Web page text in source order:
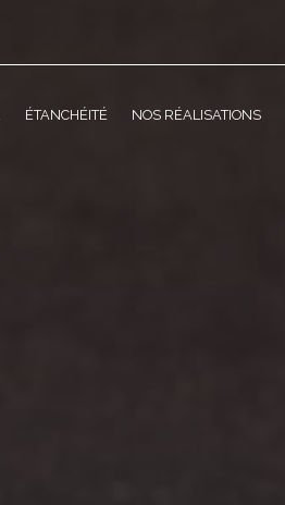
ÉTANCHÉITÉ NOS RÉALISATIONS